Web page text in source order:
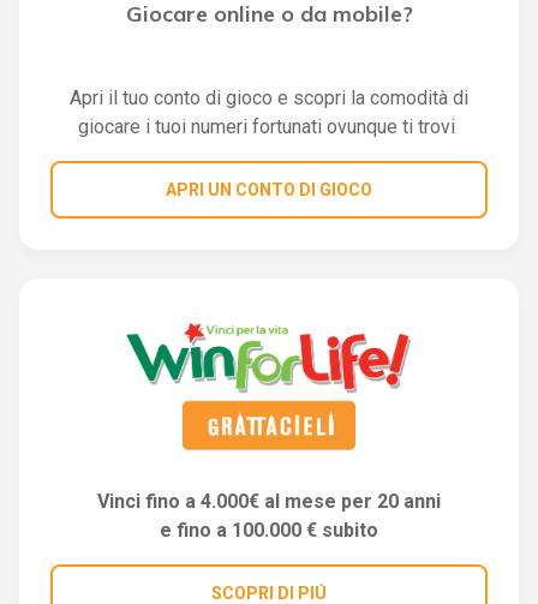
Giocare online o da mobile?
Apri il tuo conto di gioco e scopri la comodità di
giocare i tuoi numeri fortunati ovunque ti trovi
APRI UN CONTO DI GIOCO
Vinci fino a 4.000€ al mese per 20 anni
e fino a 100.000 € subito
SCOPRI DI PIÚ